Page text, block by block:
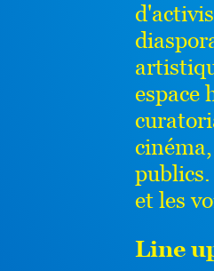
espace
et les
Line